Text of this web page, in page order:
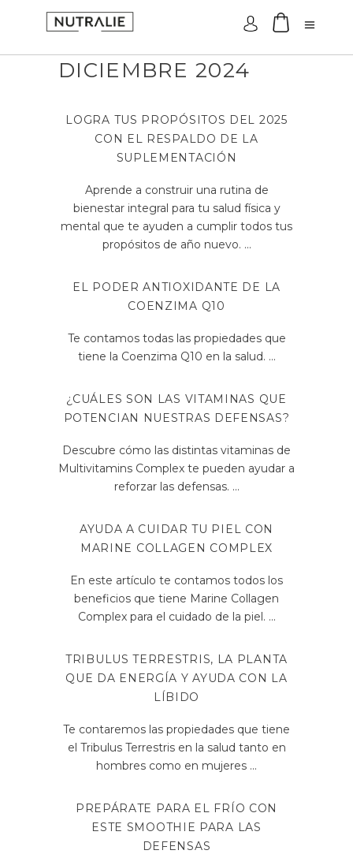
Acceder
DICIEMBRE 2024
LOGRA TUS PROPÓSITOS DEL 2025
CON EL RESPALDO DE LA
SUPLEMENTACIÓN
Aprende a construir una rutina de
bienestar integral para tu salud física y
mental que te ayuden a cumplir todos tus
propósitos de año nuevo.
EL PODER ANTIOXIDANTE DE LA
COENZIMA Q10
Te contamos todas las propiedades que
tiene la Coenzima Q10 en la salud.
¿CUÁLES SON LAS VITAMINAS QUE
POTENCIAN NUESTRAS DEFENSAS?
Descubre cómo las distintas vitaminas de
Multivitamins Complex te pueden ayudar a
reforzar las defensas.
AYUDA A CUIDAR TU PIEL CON
MARINE COLLAGEN COMPLEX
En este artículo te contamos todos los
beneficios que tiene Marine Collagen
Complex para el cuidado de la piel.
TRIBULUS TERRESTRIS, LA PLANTA
QUE DA ENERGÍA Y AYUDA CON LA
LÍBIDO
Te contaremos las propiedades que tiene
el Tribulus Terrestris en la salud tanto en
hombres como en mujeres
PREPÁRATE PARA EL FRÍO CON
ESTE SMOOTHIE PARA LAS
DEFENSAS